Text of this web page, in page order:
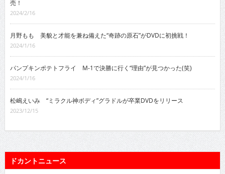
売！
2024/2/16
月野もも 美貌と才能を兼ね備えた“奇跡の原石”がDVDに初挑戦！
2024/1/16
パンプキンポテトフライ M-1で決勝に行く“理由”が見つかった(笑)
2024/1/16
松嶋えいみ “ミラクル神ボディ”グラドルが卒業DVDをリリース
2023/12/15
ドカントニュース